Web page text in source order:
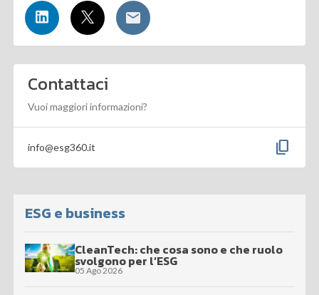
Contattaci
Vuoi maggiori informazioni?
info@esg360.it content_copy
ESG e business
CleanTech: che cosa sono e che ruolo
svolgono per l’ESG
05 Ago 2026